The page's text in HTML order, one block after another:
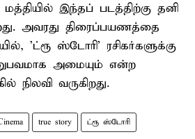
இந்தப் படத்திற்கு தனி
அவரது திரைப்பயணத்தை
'ட்ரூ ஸ்டோரி' ரசிகர்களுக்கு
அமையும் என்ற
நிலவி வருகிறது.
true story ட்ரூ ஸ்டோரி